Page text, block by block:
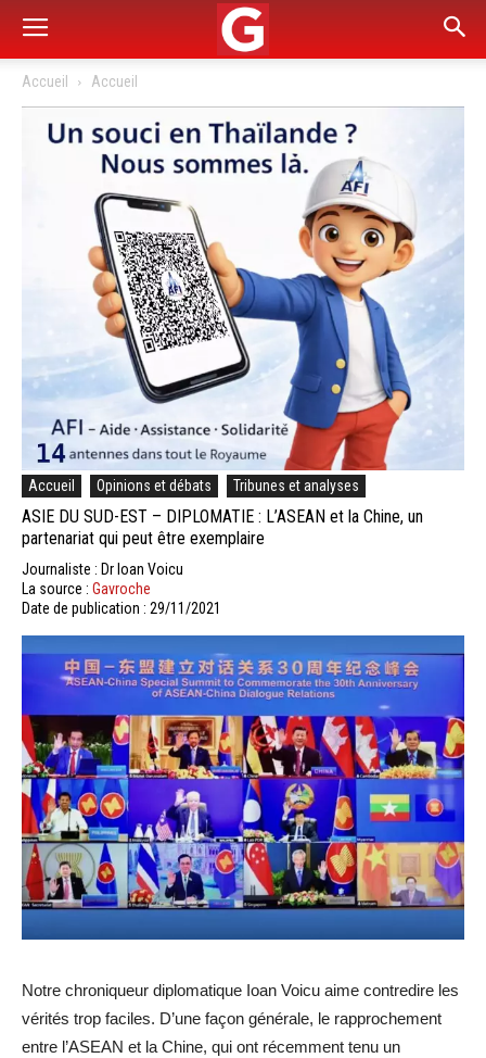
Accueil Accueil
Accueil Opinions et débats Tribunes et analyses
ASIE DU SUD-EST – DIPLOMATIE : L’ASEAN et la Chine, un
partenariat qui peut être exemplaire
Journaliste : Dr Ioan Voicu
La source : Gavroche
Date de publication : 29/11/2021
Notre chroniqueur diplomatique Ioan Voicu aime contredire les
vérités trop faciles. D’une façon générale, le rapprochement
entre l’ASEAN et la Chine, qui ont récemment tenu un